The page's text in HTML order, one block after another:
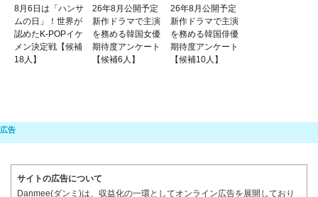
8月6日は「ハンサ
ムの日」！世界が
認めたK-POPイケ
メン決定戦【候補
18人】
26年8月公開予定
新作ドラマで主演
を務める韓国女優
期待度アンケート
【候補6人】
26年8月公開予定
新作ドラマで主演
を務める韓国俳優
期待度アンケート
【候補10人】
サイトの広告について
Danmee(ダンミ)は、収益化の一環としてオンライン広告を展開しており